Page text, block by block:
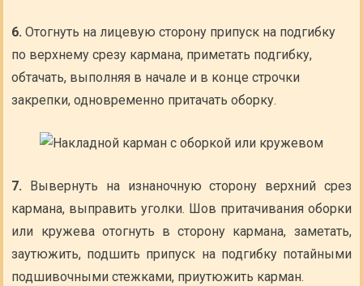
6.Отогнуть на лицевую сторону припуск на подгибку
по верхнему срезу кармана, приметать подгибку,
обтачать, выполняя в начале и в конце строчки
закрепки, одновременно притачать оборку.
7. Вывернуть на изнаночную сторону верхний срез
кармана, выправить уголки. Шов притачивания оборки
или кружева отогнуть в сторону кармана, заметать,
заутюжить, подшить припуск на подгибку потайными
подшивочными стежками, приутюжить карман.